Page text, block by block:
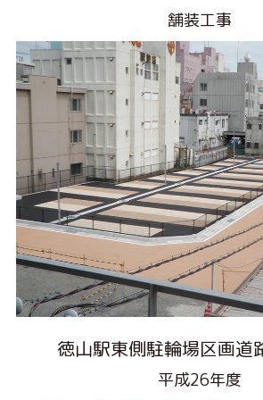
舗装工事
徳山駅東側駐輪場区画道
平成26年度